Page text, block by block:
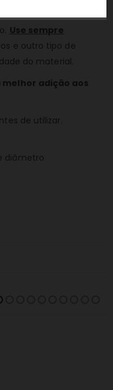
Use sempre
e outro tipo de
do material.
adição aos
de utilizar.
diâmetro